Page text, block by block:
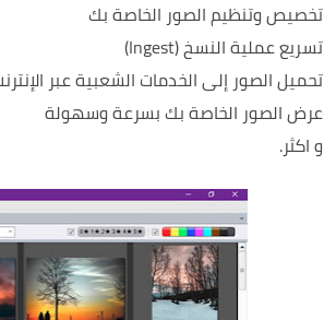
تخصيص وتنظيم الصور الخاصة بك
تسريع عملية النسخ (Ingest)
تحميل الصور إلى الخدمات الشعبية عبر
عرض الصور الخاصة بك بسرعة وسهولة
و اكثر.